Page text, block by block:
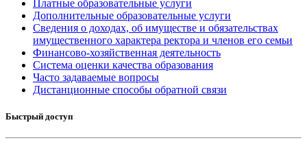
Платные образовательные услуги
Дополнительные образовательные услуги
Сведения о доходах, об имуществе и обязательствах
имущественного характера ректора и членов его семьи
Финансово-хозяйственная деятельность
Система оценки качества образования
Часто задаваемые вопросы
Дистанционные способы обратной связи
Быстрый доступ